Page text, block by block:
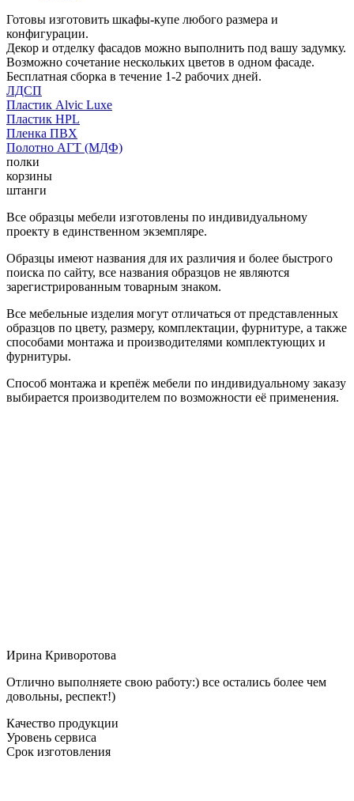
Готовы изготовить шкафы-купе любого размера и
конфигурации.
Декор и отделку фасадов можно выполнить под вашу задумку.
Возможно сочетание нескольких цветов в одном фасаде.
Бесплатная сборка в течение 1-2 рабочих дней.
ЛДСП
Пластик Alvic Luxe
Пластик HPL
Пленка ПВХ
Полотно АГТ (МДФ)
полки
корзины
штанги
Все образцы мебели изготовлены по индивидуальному
проекту в единственном экземпляре.
Образцы имеют названия для их различия и более быстрого
поиска по сайту, все названия образцов не являются
зарегистрированным товарным знаком.
Все мебельные изделия могут отличаться от представленных
образцов по цвету, размеру, комплектации, фурнитуре, а также
способами монтажа и производителями комплектующих и
фурнитуры.
Способ монтажа и крепёж мебели по индивидуальному заказу
выбирается производителем по возможности её применения.
Ирина Криворотова
Отлично выполняете свою работу:) все остались более чем
довольны, респект!)
Качество продукции
Уровень сервиса
Срок изготовления